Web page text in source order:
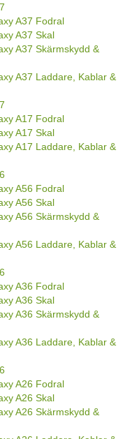
A37 Fodral
A37 Skal
A37 Skärmskydd &
A37 Laddare, Kablar &
A17 Fodral
A17 Skal
A17 Laddare, Kablar &
A56 Fodral
A56 Skal
A56 Skärmskydd &
A56 Laddare, Kablar &
A36 Fodral
A36 Skal
A36 Skärmskydd &
A36 Laddare, Kablar &
A26 Fodral
A26 Skal
A26 Skärmskydd &